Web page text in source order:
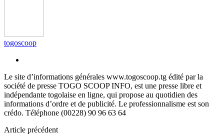
togoscoop
Le site d’informations générales www.togoscoop.tg édité par la
société de presse TOGO SCOOP INFO, est une presse libre et
indépendante togolaise en ligne, qui propose au quotidien des
informations d’ordre et de publicité. Le professionnalisme est son
crédo. Téléphone (00228) 90 96 63 64
Article précédent